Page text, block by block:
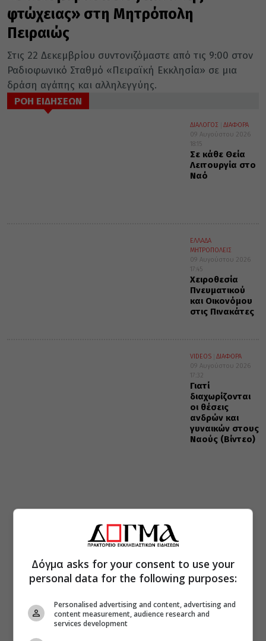
φτώχειας» στη Μητρόπολη
Πειραιώς
Στις 22 Δεκεμβρίου συντονιζόμαστε από τις 9:00 στον
Ραδιοφωνικό Σταθμό «Πειραϊκή Εκκλησία» σε μια
δράση αγάπης και αλληλεγγύης.
ΡΟΗ ΕΙΔΗΣΕΩΝ
ΔΙΑΛΟΓΟΣ
ΔΙΑΦΟΡΑ
09 Αυγούστου 2026
18:15
Σε κάθε Θεία
Λειτουργία στο
Ναό
ΕΛΛΑΔΑ
ΜΗΤΡΟΠΟΛΕΙΣ
09 Αυγούστου 2026
17:45
Χειροθεσία
Πνευματικού
και Οικονόμου
στις Πινακάτες
VIDEOS
ΔΙΑΦΟΡΑ
09 Αυγούστου 2026
17:32
Γιατί
διαχωρίζονται
οι θέσεις
ανδρών και
γυναικών στους
Ναούς (Βίντεο)
Δόγμα asks for your consent to use your
personal data for the following purposes:
Personalised advertising and content, advertising and
content measurement, audience research and
services development